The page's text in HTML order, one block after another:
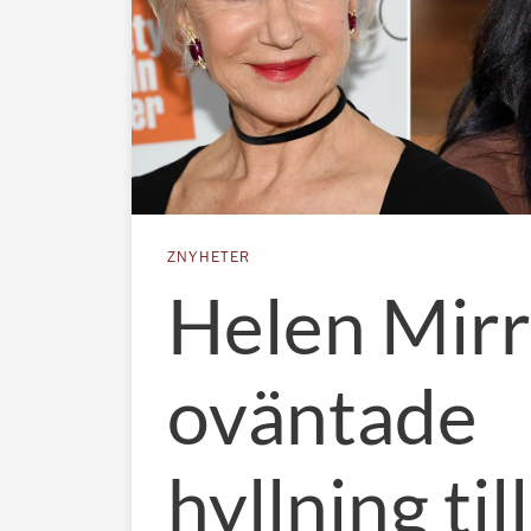
ZNYHETER
Helen
oväntade
hyllning till